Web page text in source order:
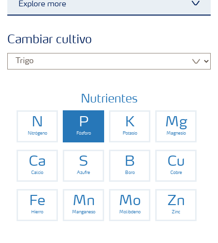
Explore more
Fertilizantes
Portafolio de Agricultura Digital
Almacenaje y manejo de fertilizantes
Soluciones por cultivos
Cambiar cultivo
Nutrientes
N
Nitrógeno
P
Fósforo
K
Potasio
Mg
Magnesio
Ca
Calcio
S
Azufre
B
Boro
Cu
Cobre
Fe
Hierro
Mn
Manganeso
Mo
Molibdeno
Zn
Zinc